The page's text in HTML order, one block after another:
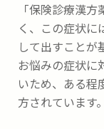
「保険診療漢
く、この症状に
して出すことが
お悩みの症状に
いため、ある程
方されています。